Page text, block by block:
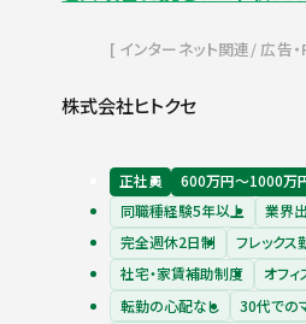
インターネット関連 広告・
株式会社ヒトクセ
正社員
600万円〜1000万
同職種経験5年以上
業界
完全週休2日制
フレックス
社宅・家賃補助制度
オフ
転勤の心配なし
30代での